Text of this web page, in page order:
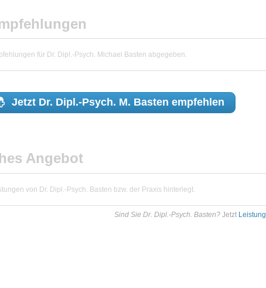
für Dr. Dipl.-Psych. Michael Basten abgegeben.
Jetzt Dr. Dipl.-Psych. M. Basten empfehlen
Angebot
von Dr. Dipl.-Psych. Basten bzw. der Praxis hinterlegt.
Sind Sie Dr. Dipl.-Psych. Basten? Jetzt